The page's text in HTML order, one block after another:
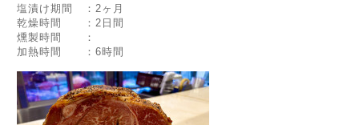
塩漬け期間 ：2ヶ月
乾燥時間 ：2日間
燻製時間 ：
加熱時間 ：6時間